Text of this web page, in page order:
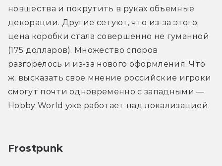
новшества и покрутить в руках объемные
декорации. Другие сетуют, что из-за этого
цена коробки стала совершенно не гуманной
(175 долларов). Множество споров
разгорелось и из-за нового оформления. Что
ж, высказать свое мнение российские игроки
смогут почти одновременно с западными —
Hobby World уже работает над локализацией.
Frostpunk